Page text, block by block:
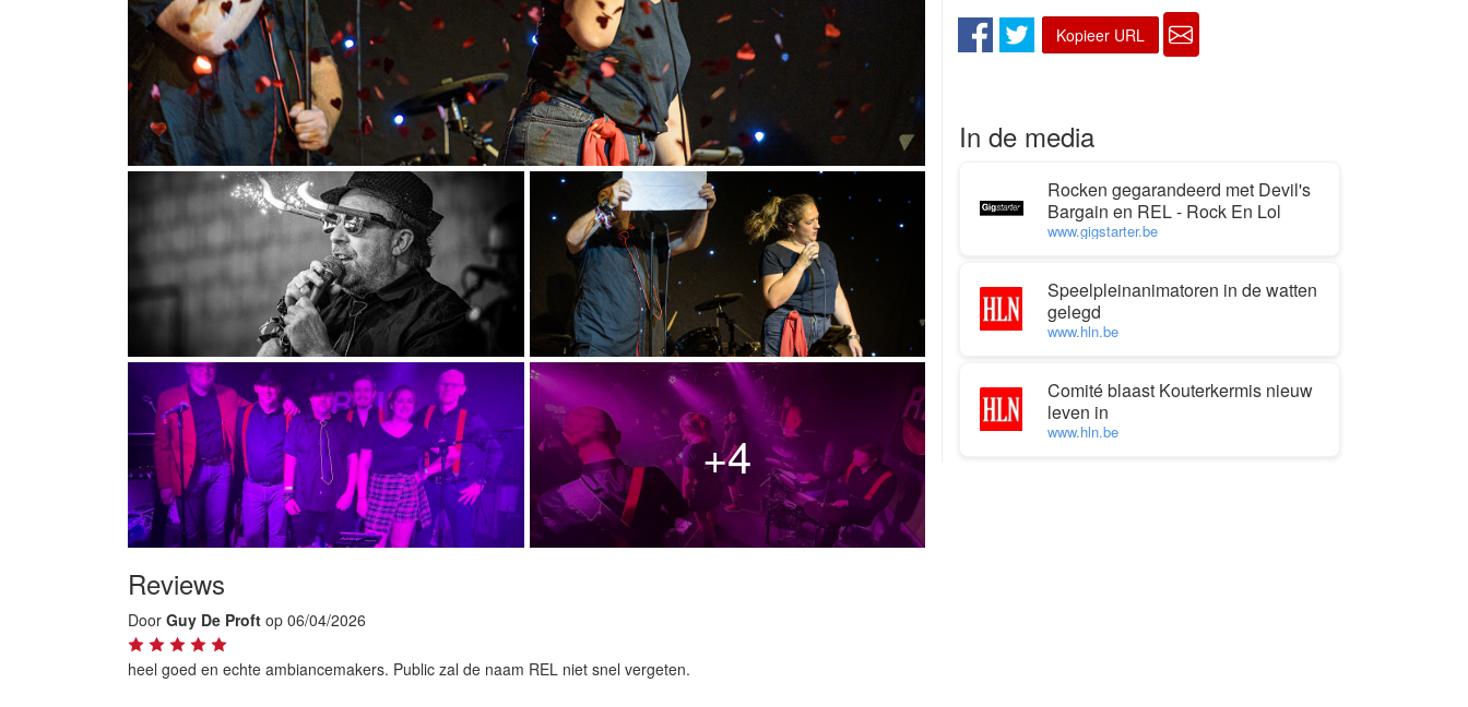
REL 2019 (voormalige bezetting)
+4
Reviews
Door Guy De Proft op 06/04/2026
heel goed en echte ambiancemakers. Public zal de naam REL niet snel vergeten.
Kopieer URL
In de media
Rocken gegarandeerd met Devil's
Bargain en REL - Rock En Lol
www.gigstarter.be
Speelpleinanimatoren in de watten
gelegd
www.hln.be
Comité blaast Kouterkermis nieuw
leven in
www.hln.be